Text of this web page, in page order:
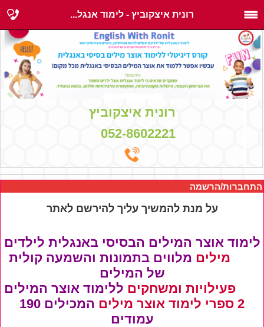
רונית איצקוביץ - לימוד אנגל...
רונית איצקוביץ
052-8602221
התחברות/הרשמה
על מנת להמשיך עליך להירשם לאתר
לימוד אוצר המילים הבסיסי באנגלית לילדים
מלווים בתמונות והשמעה קולית
של המילים
ללימוד אוצר המילים
2 ספרי לימוד אוצר מילים
המכילים 190
עמודים